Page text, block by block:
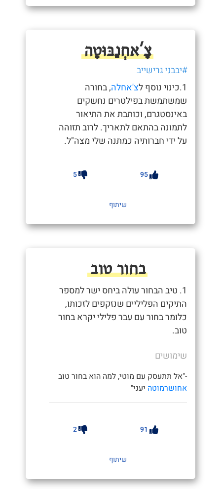
צָ'אחְנַבּוּטָה
#יבבני גרישייב
1.כינוי נוסף ל
צ'אחלה, בחורה
שמשתמשת בפילטרים נחשקים
באינסטגרם, וכותבת את התיאור
לתמונה בהתאם לתאריך. לרוב תזוהה
על ידי חברותיה כמתנה שלי מצה"ל.
95
5
שיתוף
בחור טוב
1. טיב הבחור עולה ביחס ישר למספר
התיקים הפליליים שנזקפים לזכותו,
כלומר בחור עם עבר פלילי יקרא בחור
טוב.
שימושים
-"אל תתעסק עם מוטי, למה הוא בחור טוב
אחושרמוטה יעני"
91
2
שיתוף